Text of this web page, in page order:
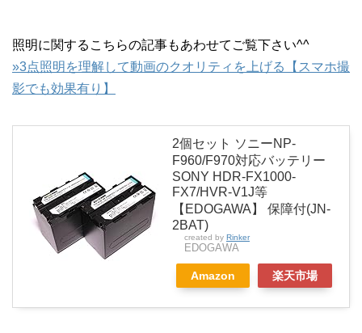
照明に関するこちらの記事もあわせてご覧下さい^^
»3点照明を理解して動画のクオリティを上げる【スマホ撮
影でも効果有り】
2個セット ソニーNP-
F960/F970対応バッテリー
SONY HDR-FX1000-
FX7/HVR-V1J等
【EDOGAWA】 保障付(JN-
2BAT)
created by Rinker
EDOGAWA
Amazon 楽天市場